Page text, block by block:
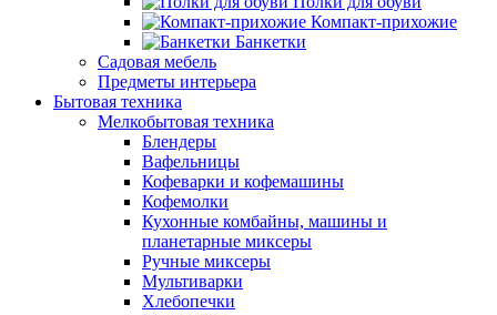
Компакт-прихожие
Банкетки
Садовая мебель
Предметы интерьера
Бытовая техника
Мелкобытовая техника
Блендеры
Вафельницы
Кофеварки и кофемашины
Кофемолки
Кухонные комбайны, машины и
планетарные миксеры
Ручные миксеры
Мультиварки
Хлебопечки